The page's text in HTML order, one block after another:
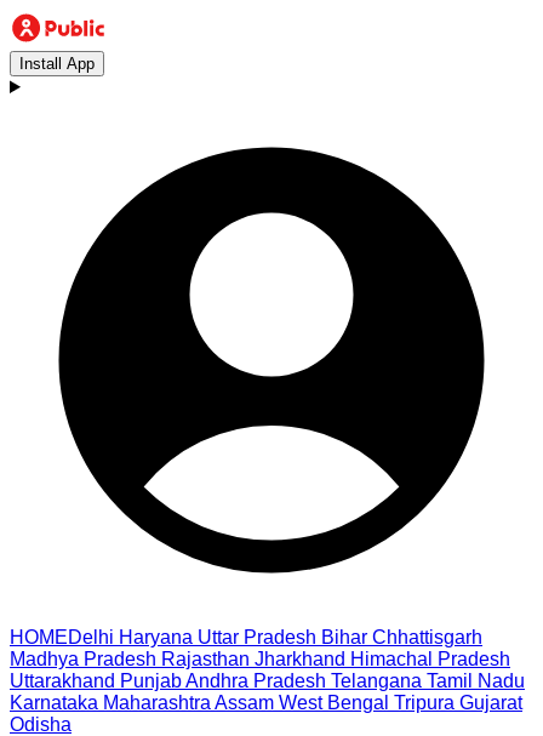
Install App
HOMEDelhi Haryana Uttar Pradesh Bihar Chhattisgarh
Madhya Pradesh Rajasthan Jharkhand Himachal Pradesh
Uttarakhand PunjabAndhra Pradesh Telangana Tamil Nadu
Karnataka Maharashtra Assam West Bengal Tripura Gujarat
Odisha